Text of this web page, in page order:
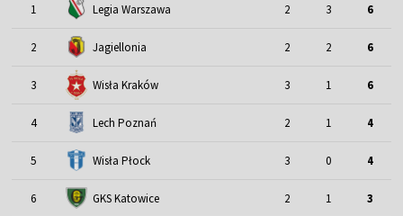
1 Legia Warszawa 2 3 6
2 Jagiellonia 2 2 6
3 Wisła Kraków 3 1 6
4 Lech Poznań 2 1 4
5 Wisła Płock 3 0 4
6 GKS Katowice 2 1 3